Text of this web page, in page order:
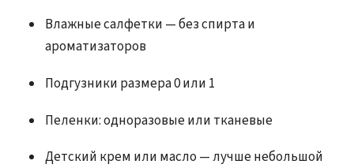
Влажные салфетки — без спирта и
ароматизаторов
Подгузники размера 0 или 1
Пеленки: одноразовые или тканевые
Детский крем или масло — лучше небольшой